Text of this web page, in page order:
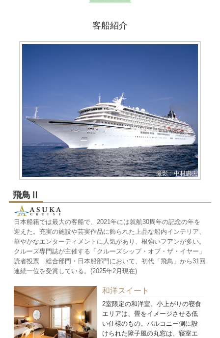
客船紹介
撮影：中村庸夫
飛鳥Ⅱ
日本船籍では最大の客船で、2021年には就航30周年の記念の年を
迎えた。充実の施設や芸実作品に飾られた上品な船内インテリア、
華やかなエンターティメントに人気があり、根強いフアンが多い。
クルーズ専門誌が主催する「クルーズシップ・オブ・ザ・イヤー」
読者投票 総合部門・日本船部門において、初代「飛鳥」から31回
連続一位を受賞している。(2025年2月現在)
和洋スイート
2室限定の和洋室。小上がりの寝食
エリアは、畳をイメージさせる低
い仕様のもの。バルコニー側に設
けられた障子風の丸窓は、寝室エ